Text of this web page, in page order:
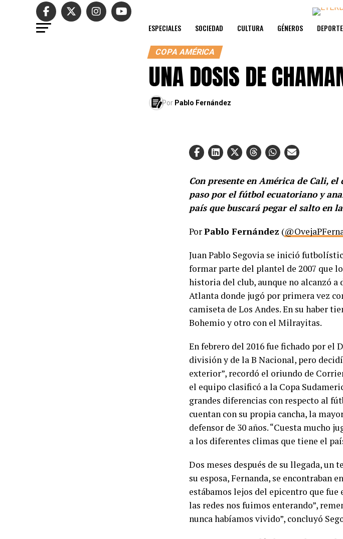
ESPECIALES SOCIEDAD CULTURA GÉNEROS
COPA AMÉRICA
UNA DOSIS DE
Por Pablo Fernández
Con presente en América de Cali,
paso por el fútbol ecuatoriano y
país que buscará pegar el salto en
PorPablo Fernández (
Juan Pablo Segovia se inició
formar parte del plantel de 2007 que
historia del club, aunque no alcanzó a
Atlanta donde jugó por primera vez
camiseta de Los Andes. En su haber
Bohemio y otro con el Milrayitas.
En febrero del 2016 fue fichado por el
división y de la B Nacional, pero
exterior”, recordó el oriundo de
el equipo clasificó a la Copa
grandes diferencias con respecto al
cuentan con su propia cancha, la
defensor de 30 años. “Cuesta mucho
a los diferentes climas que tiene el
Dos meses después de su llegada, un
su esposa, Fernanda, se encontraban
estábamos lejos del epicentro que fue
las redes nos fuimos enterando”,
nunca habíamos vivido”, concluyó